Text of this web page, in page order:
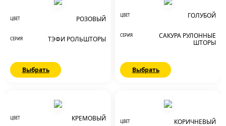
ЦВЕТ РОЗОВЫЙ
СЕРИЯ ТЭФИ РОЛЬШТОРЫ
Выбрать
ЦВЕТ ГОЛУБОЙ
СЕРИЯ
САКУРА РУЛОННЫЕ
ШТОРЫ
Выбрать
ЦВЕТ КРЕМОВЫЙ ЦВЕТ КОРИЧНЕВЫЙ